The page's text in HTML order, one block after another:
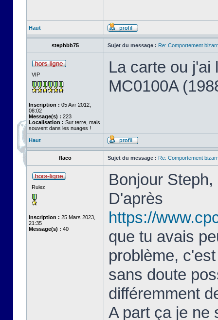
Haut
stephbb75 Sujet du message : Re: Comportement
VIP
Inscription : 05 Avr 2012,
08:02
Message(s) : 223
Localisation : Sur terre, mais
souvent dans les nuages !
La carte ou j'ai
MC0100A
Haut
flaco Sujet du message : Re: Comportement
Rulez
Inscription : 25 Mars 2023,
21:35
Message(s) : 40
Bonjour Steph,
D'après
https://
que tu avais
problème,
sans doute
différemment
A part ça je ne